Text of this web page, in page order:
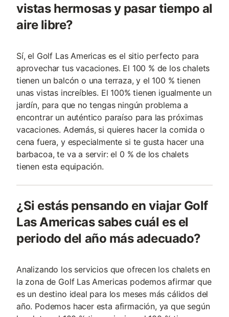
vistas hermosas y pasar tiempo al
aire libre?
Sí, el Golf Las Americas es el sitio perfecto para
aprovechar tus vacaciones. El 100 % de los chalets
tienen un balcón o una terraza, y el 100 % tienen
unas vistas increíbles. El 100% tienen igualmente un
jardín, para que no tengas ningún problema a
encontrar un auténtico paraíso para las próximas
vacaciones. Además, si quieres hacer la comida o
cena fuera, y especialmente si te gusta hacer una
barbacoa, te va a servir: el 0 % de los chalets
tienen esta equipación.
¿Si estás pensando en viajar Golf
Las Americas sabes cuál es el
periodo del año más adecuado?
Analizando los servicios que ofrecen los chalets en
la zona de Golf Las Americas podemos afirmar que
es un destino ideal para los meses más cálidos del
año. Podemos hacer esta afirmación, ya que según